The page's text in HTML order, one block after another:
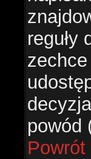
reguły
powód